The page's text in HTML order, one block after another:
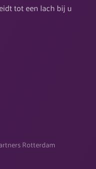
tot een lach bij u
Rotterdam